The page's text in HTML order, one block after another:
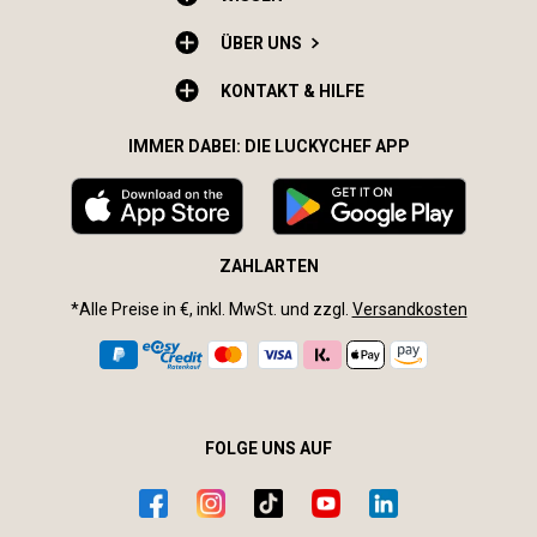
ÜBER UNS
KONTAKT & HILFE
IMMER DABEI: DIE LUCKYCHEF APP
ZAHLARTEN
*Alle Preise in €, inkl. MwSt. und zzgl. Versandkosten
FOLGE UNS AUF